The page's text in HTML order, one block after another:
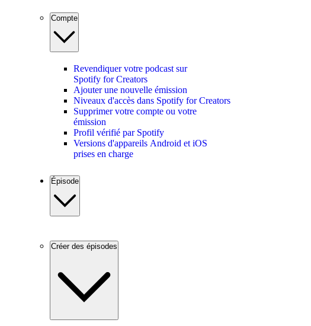
Compte
Revendiquer votre podcast sur
Spotify for Creators
Ajouter une nouvelle émission
Niveaux d'accès dans Spotify for Creators
Supprimer votre compte ou votre
émission
Profil vérifié par Spotify
Versions d'appareils Android et iOS
prises en charge
Épisode
Créer des épisodes